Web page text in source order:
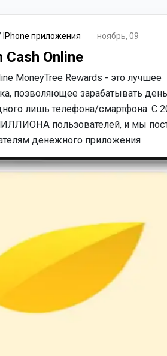
IPhone приложения ноябрь, 09
Cash Online
MoneyTree Rewards - это лучшее
позволяющее зарабатывать
лишь телефона/смартфона. С
пользователей, и мы
денежного приложения